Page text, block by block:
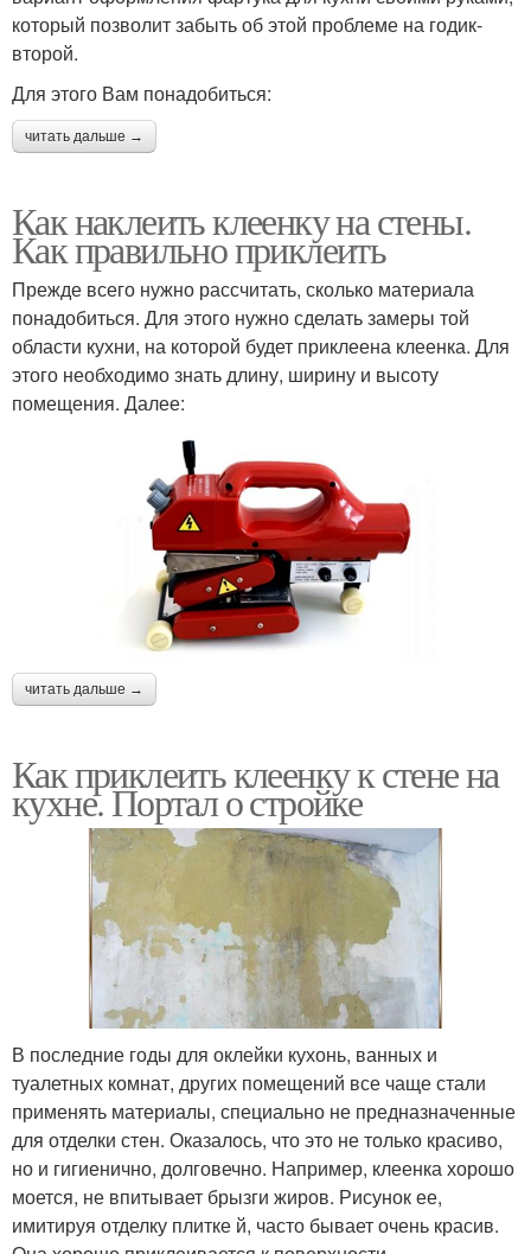
который позволит забыть об этой проблеме на годик-
второй.
Для этого Вам понадобиться:
читать дальше →
Как наклеить клеенку на стены.
Как правильно приклеить
Прежде всего нужно рассчитать, сколько материала
понадобиться. Для этого нужно сделать замеры той
области кухни, на которой будет приклеена клеенка. Для
этого необходимо знать длину, ширину и высоту
помещения. Далее:
читать дальше →
Как приклеить клеенку к стене на
кухне. Портал о стройке
В последние годы для оклейки кухонь, ванных и
туалетных комнат, других помещений все чаще стали
применять материалы, специально не предназначенные
для отделки стен. Оказалось, что это не только красиво,
но и гигиенично, долговечно. Например, клеенка хорошо
моется, не впитывает брызги жиров. Рисунок ее,
имитируя отделку плитке й, часто бывает очень красив.